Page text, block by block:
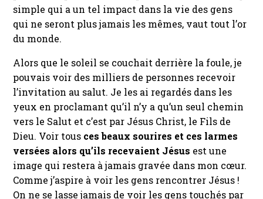
simple qui a un tel impact dans la vie des gens
qui ne seront plus jamais les mêmes, vaut tout l’or
du monde.
Alors que le soleil se couchait derrière la foule, je
pouvais voir des milliers de personnes recevoir
l’invitation au salut. Je les ai regardés dans les
yeux en proclamant qu’il n’y a qu’un seul chemin
vers le Salut et c’est par Jésus Christ, le Fils de
Dieu. Voir tous ces beaux sourires et ces larmes
versées alors qu’ils recevaient Jésus est une
image qui restera à jamais gravée dans mon cœur.
Comme j’aspire à voir les gens rencontrer Jésus !
On ne se lasse jamais de voir les gens touchés par